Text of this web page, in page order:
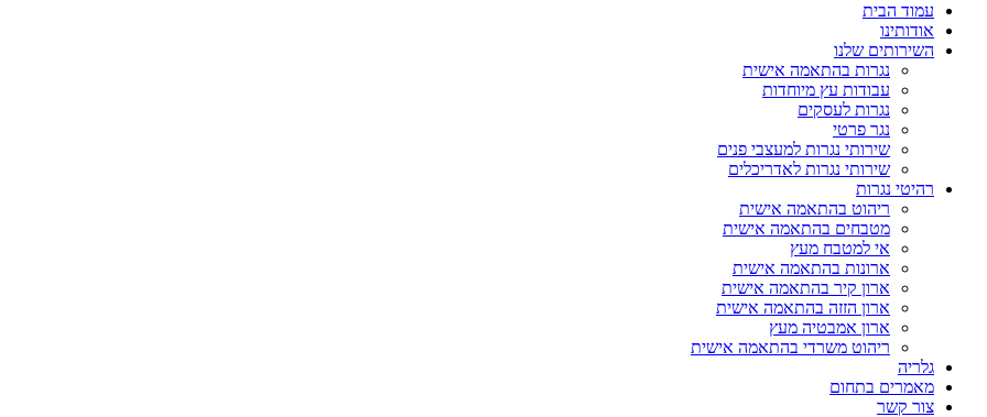
עמוד הבית
אודותינו
השירותים שלנו
נגרות בהתאמה אישית
עבודות עץ מיוחדות
נגרות לעסקים
נגר פרטי
שירותי נגרות למעצבי פנים
שירותי נגרות לאדריכלים
רהיטי נגרות
ריהוט בהתאמה אישית
מטבחים בהתאמה אישית
אי למטבח מעץ
ארונות בהתאמה אישית
ארון קיר בהתאמה אישית
ארון הזזה בהתאמה אישית
ארון אמבטיה מעץ
ריהוט משרדי בהתאמה אישית
גלריה
מאמרים בתחום
צור קשר